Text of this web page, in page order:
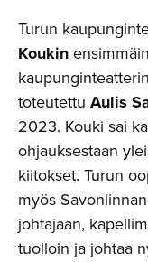
Turun
Koukin
toteutettu Aulis
2023. Kouki sai
ohjauksestaan
kiitokset. Turun
myös
johtajaan,
tuolloin ja johtaa